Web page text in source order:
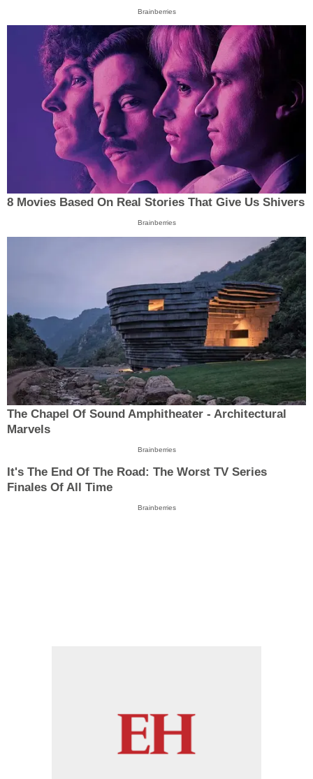
Brainberries
8 Movies Based On Real Stories That Give Us Shivers
Brainberries
The Chapel Of Sound Amphitheater - Architectural
Marvels
Brainberries
It's The End Of The Road: The Worst TV Series
Finales Of All Time
Brainberries